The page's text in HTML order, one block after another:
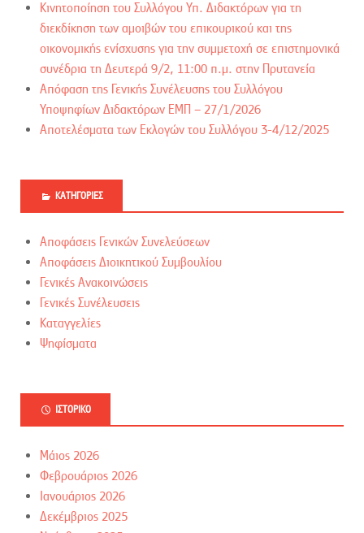
Κινητοποίηση του Συλλόγου Υπ. Διδακτόρων για τη
διεκδίκηση των αμοιβών του επικουρικού και της
οικονομικής ενίσχυσης για την συμμετοχή σε επιστημονικά
συνέδρια τη Δευτερά 9/2, 11:00 π.μ. στην Πρυτανεία
Απόφαση της Γενικής Συνέλευσης του Συλλόγου
Υποψηφίων Διδακτόρων ΕΜΠ – 27/1/2026
Αποτελέσματα των Εκλογών του Συλλόγου 3-4/12/2025
ΚΑΤΗΓΟΡΊΕΣ
Αποφάσεις Γενικών Συνελεύσεων
Αποφάσεις Διοικητικού Συμβουλίου
Γενικές Ανακοινώσεις
Γενικές Συνέλευσεις
Καταγγελίες
Ψηφίσματα
ΙΣΤΟΡΙΚΌ
Μάιος 2026
Φεβρουάριος 2026
Ιανουάριος 2026
Δεκέμβριος 2025